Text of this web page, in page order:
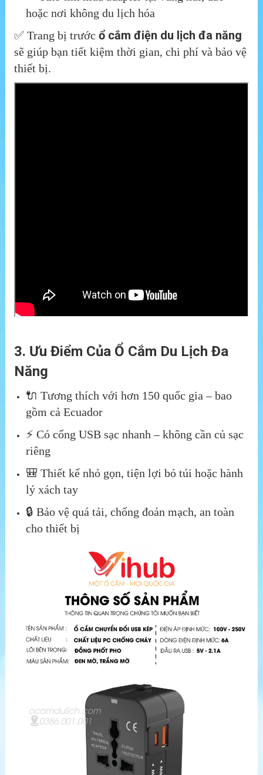
hoặc nơi không du lịch hóa
✅ Trang bị trước ổ cắm điện du lịch đa năng
sẽ giúp bạn tiết kiệm thời gian, chi phí và bảo vệ
thiết bị.
3. Ưu Điểm Của Ổ Cắm Du Lịch Đa
Năng
🔌 Tương thích với hơn 150 quốc gia – bao
gồm cả Ecuador
⚡ Có cổng USB sạc nhanh – không cần củ sạc
riêng
🎒 Thiết kế nhỏ gọn, tiện lợi bỏ túi hoặc hành
lý xách tay
🔒 Bảo vệ quá tải, chống đoản mạch, an toàn
cho thiết bị